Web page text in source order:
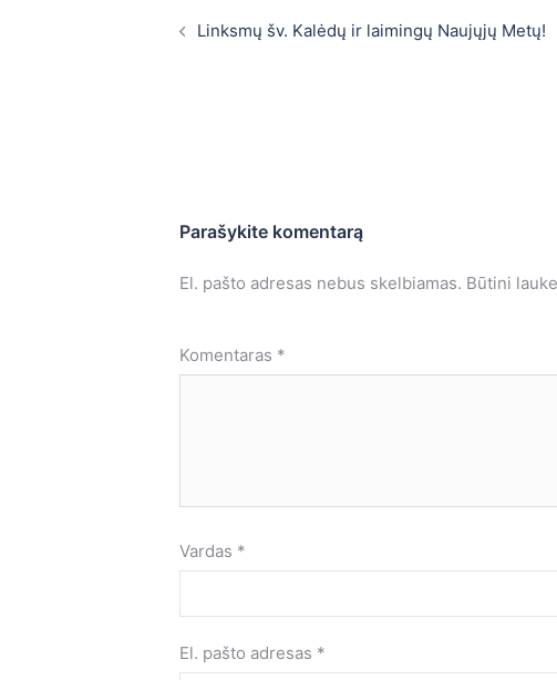
navigationLinksmų šv. Kalėdų ir laimingų Naujųjų Metų!
Parašykite komentarą
El. pašto adresas nebus skelbiamas. Būtini
Komentaras *
Vardas *
El. pašto adresas *